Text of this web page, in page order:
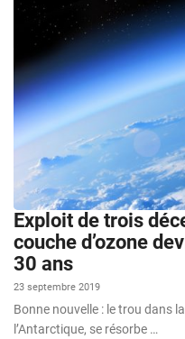
Exploit de trois
couche d’ozone
30 ans
23 septembre 2019
Bonne nouvelle : le trou dans
l’Antarctique, se résorbe …